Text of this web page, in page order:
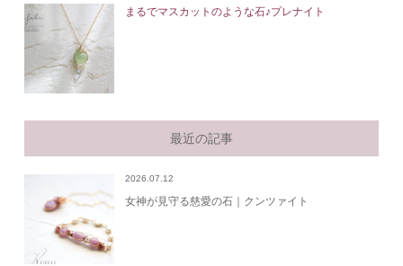
まるでマスカットのような石♪プレナイト
最近の記事
2026.07.12
女神が見守る慈愛の石｜クンツァイト